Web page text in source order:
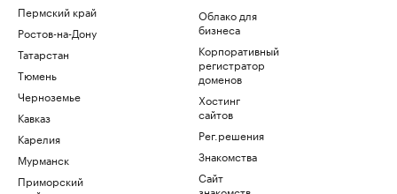
Пермский край
Ростов-на-Дону
Татарстан
Тюмень
Черноземье
Кавказ
Карелия
Мурманск
Приморский
Облако для
бизнеса
Корпоративный
регистратор
доменов
Хостинг
сайтов
Рег.решения
Знакомства
Сайт